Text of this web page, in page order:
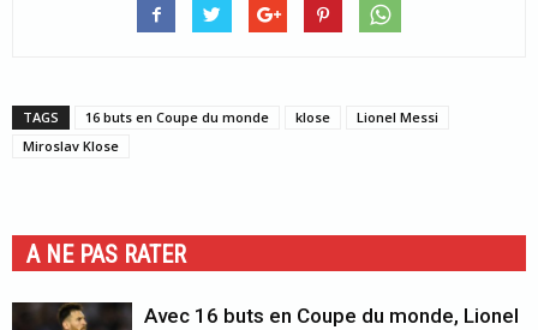
TAGS 16 buts en Coupe du monde klose
Lionel Messi
Miroslav Klose
A NE PAS RATER
Avec 16 buts en Coupe du monde, Lionel